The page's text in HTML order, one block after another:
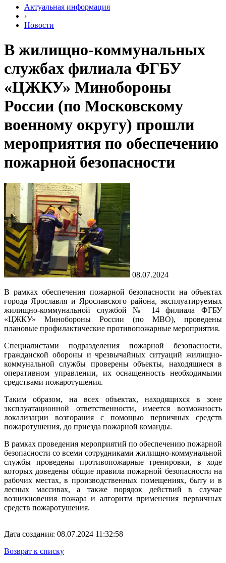
Актуальная информация
›
Новости
В жилищно-коммунальных
службах филиала ФГБУ
«ЦЖКУ» Минобороны
России (по Московскому
военному округу) прошли
мероприятия по обеспечению
пожарной безопасности
08.07.2024
В рамках обеспечения пожарной безопасности на объектах
города Ярославля и Ярославского района, эксплуатируемых
жилищно-коммунальной службой № 14 филиала ФГБУ
«ЦЖКУ» Минобороны России (по МВО), проведены
плановые профилактические противопожарные мероприятия.
Специалистами подразделения пожарной безопасности,
гражданской обороны и чрезвычайных ситуаций жилищно-
коммунальной службы проверены объекты, находящиеся в
оперативном управлении, их оснащенность необходимыми
средствами пожаротушения.
Таким образом, на всех объектах, находящихся в зоне
эксплуатационной ответственности, имеется возможность
локализации возгорания с помощью первичных средств
пожаротушения, до приезда пожарной команды.
В рамках проведения мероприятий по обеспечению пожарной
безопасности со всеми сотрудниками жилищно-коммунальной
службы проведены противопожарные тренировки, в ходе
которых доведены общие правила пожарной безопасности на
рабочих местах, в производственных помещениях, быту и в
лесных массивах, а также порядок действий в случае
возникновения пожара и алгоритм применения первичных
средств пожаротушения.
Дата создания: 08.07.2024 11:32:58
Возврат к списку